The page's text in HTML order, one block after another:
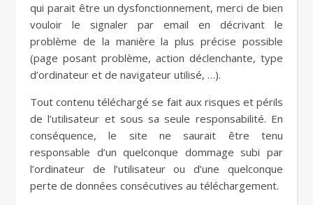
qui parait être un dysfonctionnement, merci de bien
vouloir le signaler par email en décrivant le
problème de la manière la plus précise possible
(page posant problème, action déclenchante, type
d’ordinateur et de navigateur utilisé, …).
Tout contenu téléchargé se fait aux risques et périls
de l’utilisateur et sous sa seule responsabilité. En
conséquence, le site ne saurait être tenu
responsable d’un quelconque dommage subi par
l’ordinateur de l’utilisateur ou d’une quelconque
perte de données consécutives au téléchargement.